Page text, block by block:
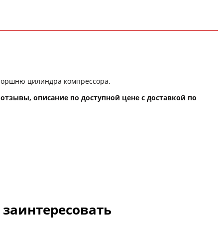
цилиндра компрессора.
описание по доступной цене с доставкой по